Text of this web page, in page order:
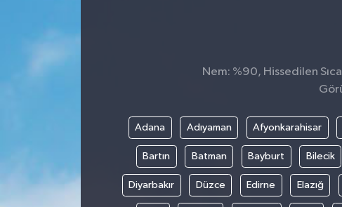
Nem: %90, Hissedilen
Adana Adıyaman Afyonkarahisar
Bartın Batman Bayburt Bilecik
Diyarbakır Düzce Edirne Elazığ